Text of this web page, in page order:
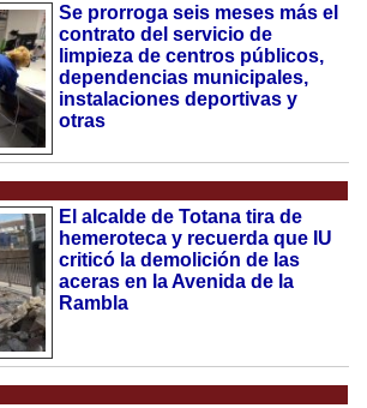
Se prorroga seis meses más el
contrato del servicio de
limpieza de centros públicos,
dependencias municipales,
instalaciones deportivas y
otras
El alcalde de Totana tira de
hemeroteca y recuerda que IU
criticó la demolición de las
aceras en la Avenida de la
Rambla